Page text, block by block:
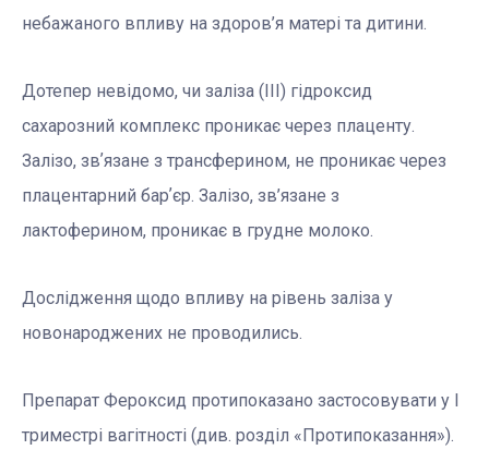
небажаного впливу на здоров’я матері та дитини.
Дотепер невідомо, чи заліза (ІІІ) гідроксид
сахарозний комплекс проникає через плаценту.
Залізо, звʼязане з трансферином, не проникає через
плацентарний барʼєр. Залізо, зв’язане з
лактоферином, проникає в грудне молоко.
Дослідження щодо впливу на рівень заліза у
новонароджених не проводились.
Препарат Фероксид протипоказано застосовувати у І
триместрі вагітності (див. розділ «Протипоказання»).